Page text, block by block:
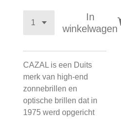
In
winkelwagen
CAZAL is een Duits
merk van high-end
zonnebrillen en
optische brillen dat in
1975 werd opgericht